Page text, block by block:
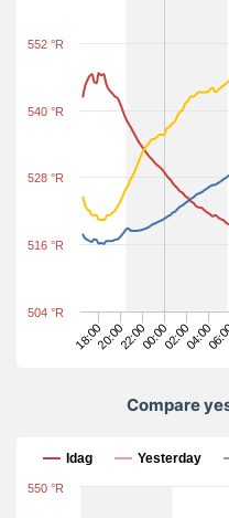
18:0020:0022:0000:0002:0004:00
504 °R
516 °R
528 °R
540 °R
552 °R
Compare
Compare
Idag Yesterday
550 °R